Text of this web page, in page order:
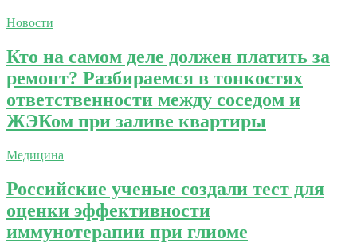
Новости
Кто на самом деле должен платить за
ремонт? Разбираемся в тонкостях
ответственности между соседом и
ЖЭКом при заливе квартиры
Медицина
Российские ученые создали тест для
оценки эффективности
иммунотерапии при глиоме